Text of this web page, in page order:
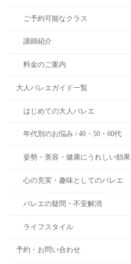
ご予約可能なクラス
講師紹介
料金のご案内
大人バレエガイド一覧
はじめての大人バレエ
年代別のお悩み / 40・50・60代
姿勢・美容・健康にうれしい効果
心の充実・趣味としてのバレエ
バレエの疑問・不安解消
ライフスタイル
予約・お問い合わせ